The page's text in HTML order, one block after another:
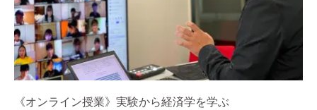
《オンライン授業》実験から経済学を学ぶ